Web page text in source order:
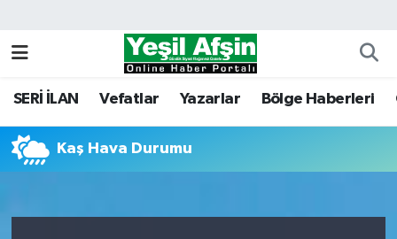
SERİ İLAN Vefatlar Yazarlar Bölge Haberleri
Kaş Hava Durumu
Kahramanmaraş Nöbetçi Eczaneler
Kahramanmaraş Namaz Vakitleri